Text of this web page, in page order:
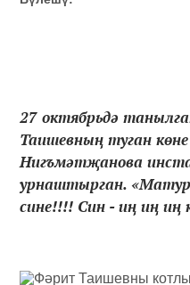
27 октябрьдә
Таишевның туган
Нигъмәтҗанова
урнаштырган.
сине!!!! Син - иң иң иң